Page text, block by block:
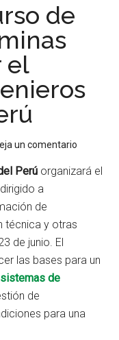
de
el
un comentario
Perú organizará el
a
de
técnica y otras
de junio. El
las bases para un
sistemas de
de
para una